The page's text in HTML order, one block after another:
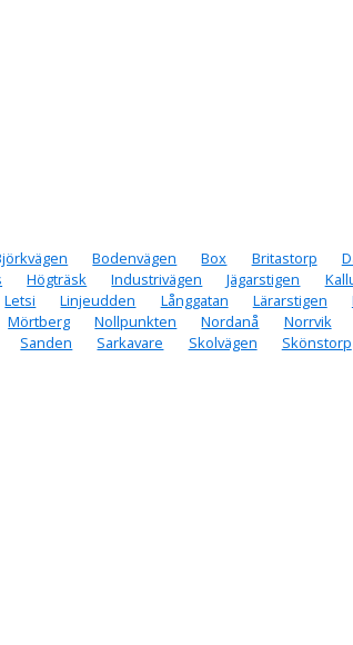
Bodenvägen Box Britastorp
Högträsk Industrivägen Jägarstigen
Letsi Linjeudden Långgatan Lärarstigen
Mörtberg Nollpunkten Nordanå Norrvik
Sanden Sarkavare Skolvägen Skönstorp